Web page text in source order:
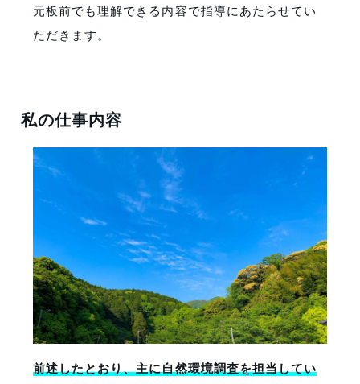
元板前でも理解できる内容で指導にあたらせてい
ただきます。
私の仕事内容
前述したとおり、主に自然環境調査を担当してい